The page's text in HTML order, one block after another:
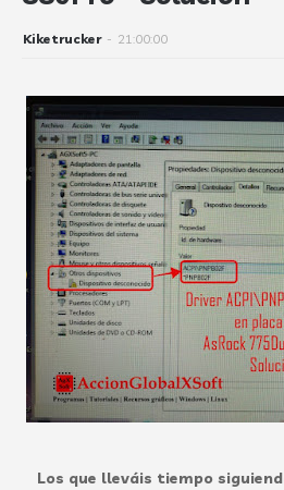
Kiketrucker - 21:00:00
Los que lleváis tiempo